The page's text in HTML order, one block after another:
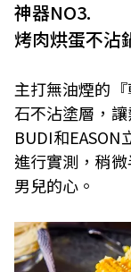
神器NO3.
烤肉烘蛋不沾
主打無油煙的
石不沾塗層，
BUDI和EASON
進行實測，稍
男兒的心。